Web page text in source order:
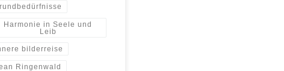
Harmonie in Seele und
Leib
bilderreise
Ringenwald